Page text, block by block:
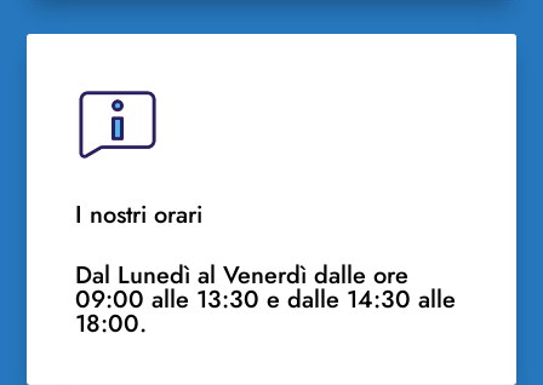
I nostri orari
Dal Lunedì al Venerdì dalle ore
09:00 alle 13:30 e dalle 14:30 alle
18:00.